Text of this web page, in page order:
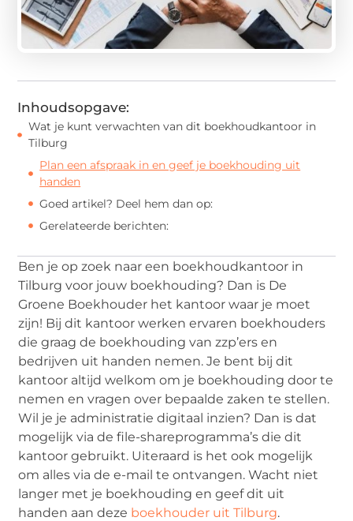
Inhoudsopgave:
Wat je kunt verwachten van dit boekhoudkantoor in
Tilburg
Plan een afspraak in en geef je boekhouding uit
handen
Goed artikel? Deel hem dan op:
Gerelateerde berichten:
Ben je op zoek naar een boekhoudkantoor in
Tilburg voor jouw boekhouding? Dan is De
Groene Boekhouder het kantoor waar je moet
zijn! Bij dit kantoor werken ervaren boekhouders
die graag de boekhouding van zzp’ers en
bedrijven uit handen nemen. Je bent bij dit
kantoor altijd welkom om je boekhouding door te
nemen en vragen over bepaalde zaken te stellen.
Wil je je administratie digitaal inzien? Dan is dat
mogelijk via de file-shareprogramma’s die dit
kantoor gebruikt. Uiteraard is het ook mogelijk
om alles via de e-mail te ontvangen. Wacht niet
langer met je boekhouding en geef dit uit
handen aan deze boekhouder uit Tilburg.